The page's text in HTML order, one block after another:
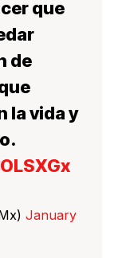
que
de
la vida y
January